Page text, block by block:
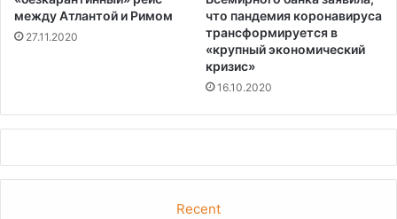
между Атлантой и Римом
27.11.2020
что пандемия коронавируса
трансформируется в
«крупный экономический
кризис»
16.10.2020
Recent